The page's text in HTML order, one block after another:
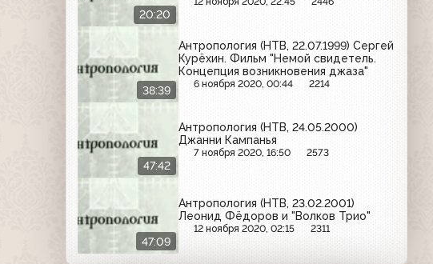
20:20
38:39
Антропология (НТВ, 22.07.1999) Сергей
Курёхин. Фильм "Немой свидетель.
Концепция возникновения джаза"
6 ноября 2020, 00:44 2214
47:42
Антропология (НТВ, 24.05.2000)
Джанни Кампанья
7 ноября 2020, 16:50 2573
47:09
Антропология (НТВ, 23.02.2001)
Леонид Фёдоров и "Волков Трио"
12 ноября 2020, 02:15 2311